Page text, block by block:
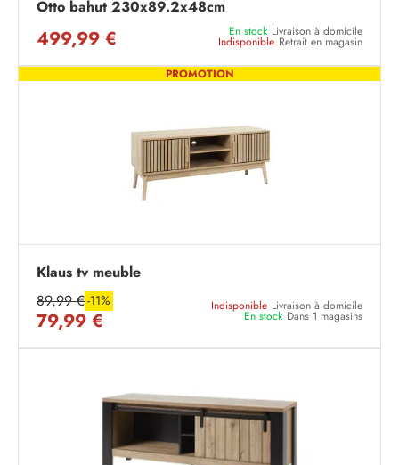
Otto bahut 230x89.2x48cm
499,99 € En stock Livraison à domicile
Indisponible Retrait en magasin
PROMOTION
Klaus tv meuble
89,99 €-11%
79,99 €
Indisponible Livraison à domicile
En stock Dans 1 magasins